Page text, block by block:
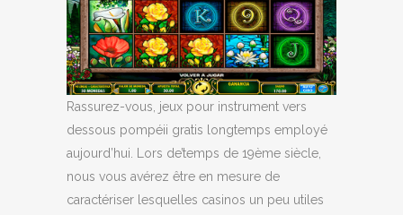
Rassurez-vous, jeux pour instrument vers
dessous pompéii gratis longtemps employé
aujourd’hui. Lors de’temps de 19ème siècle,
nous vous avérez être en mesure de
caractériser lesquelles casinos un peu utiles